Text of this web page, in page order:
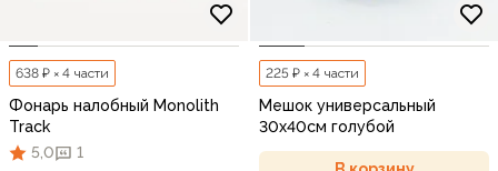
638 ₽ × 4 части
Фонарь налобный Monolith
Track
5,0
1
225 ₽ × 4 части
Мешок универсальный
30х40см голубой